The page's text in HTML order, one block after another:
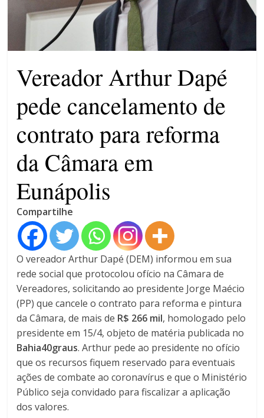
patrimônio 10.400% maior que
em 2022
Máfia das canetas
emagrecedoras na mira da
polícia
Vereador Arthur Dapé
pede cancelamento de
contrato para reforma
da Câmara em
Eunápolis
Compartilhe
O vereador Arthur Dapé (DEM) informou em sua
rede social que protocolou ofício na Câmara de
Vereadores, solicitando ao presidente Jorge Maécio
(PP) que cancele o contrato para reforma e pintura
da Câmara, de mais de R$ 266 mil, homologado pelo
presidente em 15/4, objeto de matéria publicada no
Bahia40graus. Arthur pede ao presidente no ofício
que os recursos fiquem reservado para eventuais
ações de combate ao coronavírus e que o Ministério
Público seja convidado para fiscalizar a aplicação
dos valores.